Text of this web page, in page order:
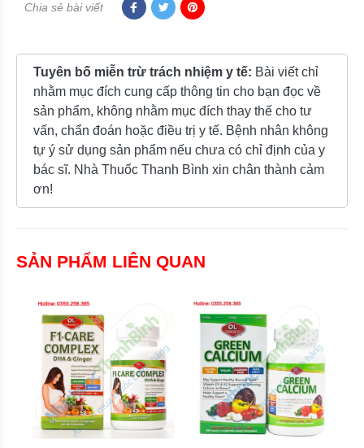
Chia sẻ bài viết
Tuyên bố miễn trừ trách nhiệm y tế: Bài viết chỉ
nhằm mục đích cung cấp thông tin cho bạn đọc về
sản phẩm, không nhằm mục đích thay thế cho tư
vấn, chẩn đoán hoặc điều trị y tế. Bệnh nhân không
tự ý sử dụng sản phẩm nếu chưa có chỉ định của y
bác sĩ. Nhà Thuốc Thanh Bình xin chân thành cảm
ơn!
SẢN PHẨM LIÊN QUAN